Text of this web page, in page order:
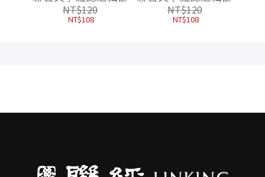
NT$120
NT$108